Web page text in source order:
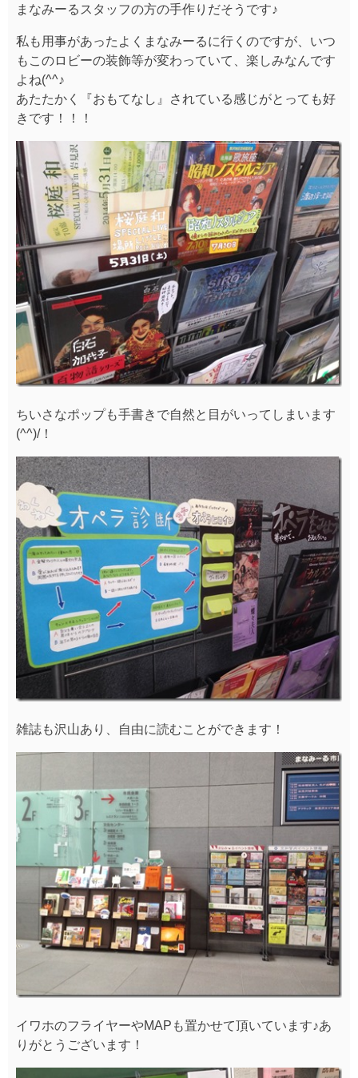
まなみーるスタッフの方の手作りだそうです♪
私も用事があったよくまなみーるに行くのですが、いつ
もこのロビーの装飾等が変わっていて、楽しみなんです
よね(^^♪
あたたかく『おもてなし』されている感じがとっても好
きです！！！
ちいさなポップも手書きで自然と目がいってしまいます
(^^)/！
雑誌も沢山あり、自由に読むことができます！
イワホのフライヤーやMAPも置かせて頂いています♪あ
りがとうございます！